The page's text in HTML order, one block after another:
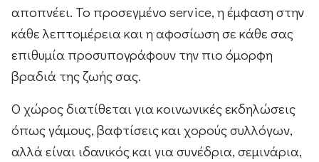
αποπνέει. Το προσεγμένο service, η έμφαση στην
κάθε λεπτομέρεια και η αφοσίωση σε κάθε σας
επιθυμία προσυπογράφουν την πιο όμορφη
βραδιά της ζωής σας.
Ο χώρος διατίθεται για κοινωνικές εκδηλώσεις
όπως γάμους, βαφτίσεις και χορούς συλλόγων,
αλλά είναι ιδανικός και για συνέδρια, σεμινάρια,